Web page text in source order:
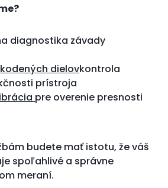
diagnostika závady
dielovkontrola
prístroja
pre overenie presnosti
budete mať istotu, že váš
spoľahlivé a správne
meraní.